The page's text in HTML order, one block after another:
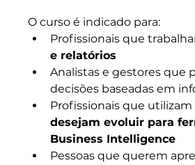
O curso é indicado para:
Profissionais que
e relatórios
Analistas e gestores que
decisões baseadas em
Profissionais que utilizam
desejam evoluir para
Business Intelligence
Pessoas que querem